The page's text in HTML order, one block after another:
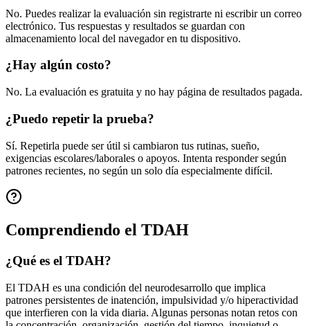
No. Puedes realizar la evaluación sin registrarte ni escribir un correo
electrónico. Tus respuestas y resultados se guardan con
almacenamiento local del navegador en tu dispositivo.
¿Hay algún costo?
No. La evaluación es gratuita y no hay página de resultados pagada.
¿Puedo repetir la prueba?
Sí. Repetirla puede ser útil si cambiaron tus rutinas, sueño,
exigencias escolares/laborales o apoyos. Intenta responder según
patrones recientes, no según un solo día especialmente difícil.
Comprendiendo el TDAH
¿Qué es el TDAH?
El TDAH es una condición del neurodesarrollo que implica
patrones persistentes de inatención, impulsividad y/o hiperactividad
que interfieren con la vida diaria. Algunas personas notan retos con